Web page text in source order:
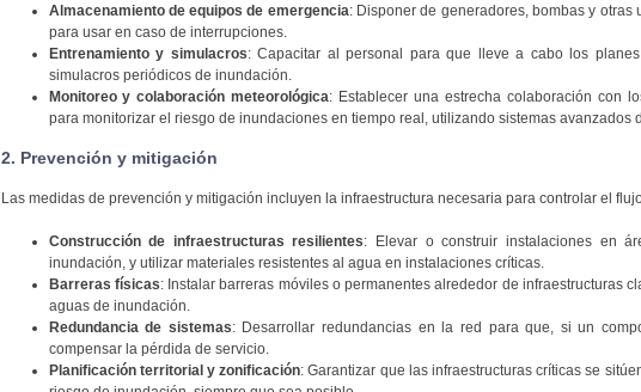
Almacenamiento de equipos de emergencia: Disponer de generadores, bombas y otras
para usar en caso de interrupciones.
Entrenamiento y simulacros: Capacitar al personal para que lleve a cabo los
simulacros periódicos de inundación.
Monitoreo y colaboración meteorológica: Establecer una estrecha colaboración con
para monitorizar el riesgo de inundaciones en tiempo real, utilizando sistemas avanzados
2. Prevención y mitigación
Las medidas de prevención y mitigación incluyen la infraestructura necesaria para controlar el
Construcción de infraestructuras resilientes: Elevar o construir instalaciones en
inundación, y utilizar materiales resistentes al agua en instalaciones críticas.
Barreras físicas: Instalar barreras móviles o permanentes alrededor de infraestructuras
aguas de inundación.
Redundancia de sistemas: Desarrollar redundancias en la red para que, si un
compensar la pérdida de servicio.
Planificación territorial y zonificación: Garantizar que las infraestructuras críticas se